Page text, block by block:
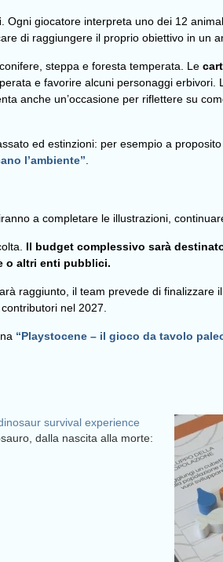
. Ogni giocatore interpreta uno dei 12
di raggiungere il proprio obiettivo in un
steppa e foresta temperata. Le
e favorire alcuni personaggi erbivori.
anche un’occasione per riflettere su
ed estinzioni: per esempio a proposito
l’ambiente”
a completare le illustrazioni,
Il budget complessivo sarà
o altri enti pubblici.
raggiunto, il team prevede di finalizzare
nel 2027.
“Playstocene – il gioco da tavolo
survival experience
dalla nascita alla morte: